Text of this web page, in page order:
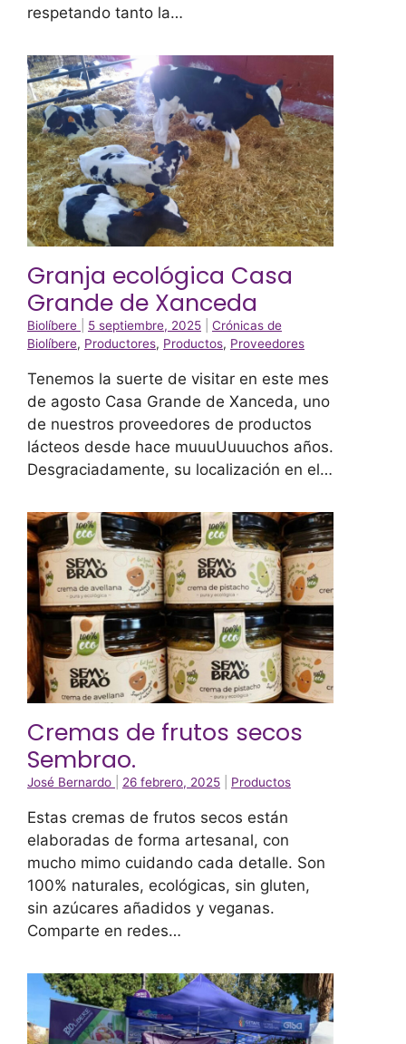
respetando tanto la…
Granja ecológica Casa
Grande de Xanceda
Biolíbere 5 septiembre, 2025
Crónicas de
Biolíbere, Productores, Productos, Proveedores
Tenemos la suerte de visitar en este mes
de agosto Casa Grande de Xanceda, uno
de nuestros proveedores de productos
lácteos desde hace muuuUuuuchos años.
Desgraciadamente, su localización en el…
Cremas de frutos secos
Sembrao.
José Bernardo 26 febrero, 2025 Productos
Estas cremas de frutos secos están
elaboradas de forma artesanal, con
mucho mimo cuidando cada detalle. Son
100% naturales, ecológicas, sin gluten,
sin azúcares añadidos y veganas.
Comparte en redes…